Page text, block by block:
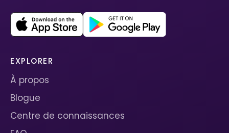
EXPLORER
À propos
Blogue
Centre de connaissances